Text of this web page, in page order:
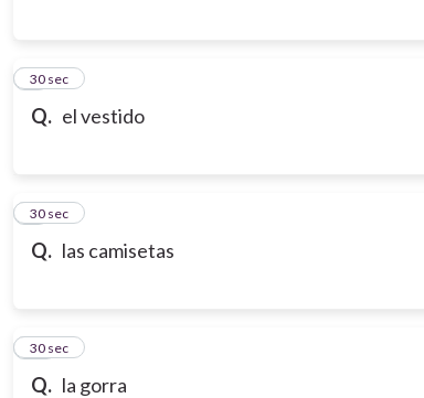
Q. el vestido
8
30 sec
Q. las camisetas
9
30 sec
Q. la gorra
10
30 sec